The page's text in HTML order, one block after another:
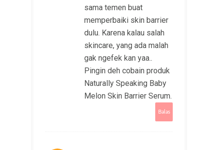
sama temen buat
memperbaiki skin barrier
dulu. Karena kalau salah
skincare, yang ada malah
gak ngefek kan yaa..
Pingin deh cobain produk
Naturally Speaking Baby
Melon Skin Barrier Serum.
Balas